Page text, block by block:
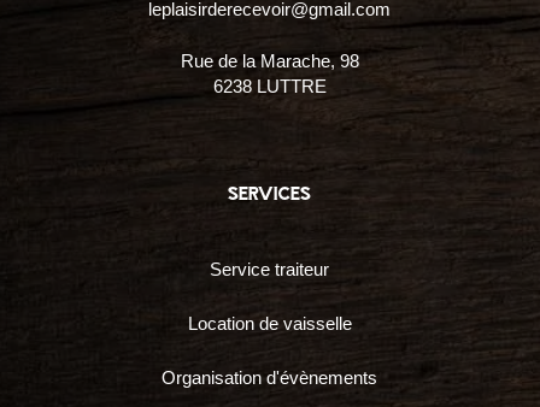
leplaisirderecevoir@gmail.com
Rue de la Marache, 98
6238 LUTTRE
services
Service traiteur
Location de vaisselle
Organisation d'évènements